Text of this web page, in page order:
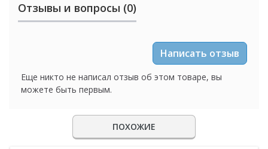
Отзывы и вопросы (0)
Написать отзыв
Еще никто не написал отзыв об этом товаре, вы
можете быть первым.
ПОХОЖИЕ